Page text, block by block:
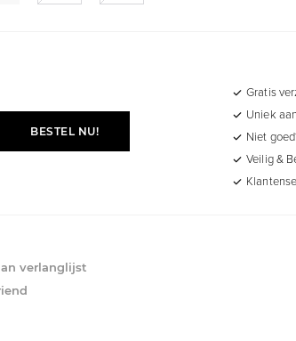
BESTEL NU!
Gratis
Uniek
Niet
Veilig &
verlanglijst